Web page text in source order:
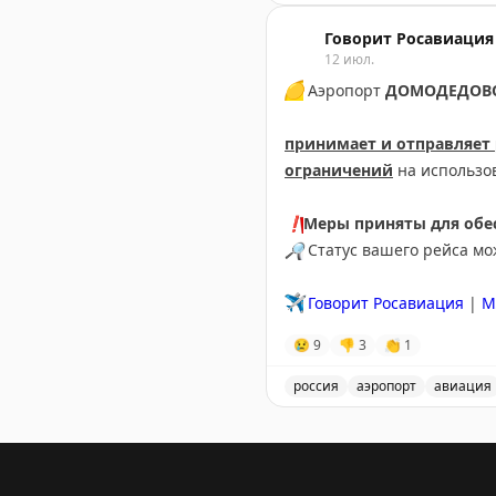
Говорит Росавиация
12 июл.
🟡Аэропорт
принимает и отправляет
ограничений на
❗️Меры приняты для
🔎Статус вашего рейса
✈️ Говорит Росавиация |
😢 9 👎 3 👏 1
россия аэропорт авиация